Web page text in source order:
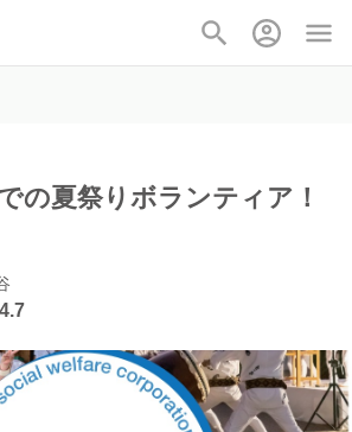
の夏祭りボランティア！
4.7